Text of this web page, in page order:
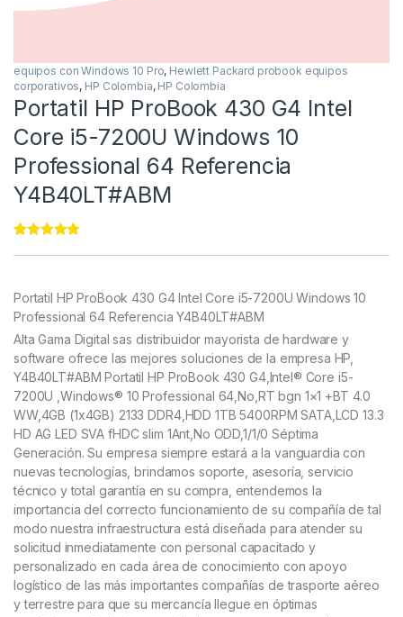
equipos con Windows 10 Pro, Hewlett Packard probook equipos
corporativos, HP Colombia, HP Colombia
Portatil HP ProBook 430 G4 Intel
Core i5-7200U Windows 10
Professional 64 Referencia
Y4B40LT#ABM
ratings
Portatil HP ProBook 430 G4 Intel Core i5-7200U Windows 10
Professional 64 Referencia Y4B40LT#ABM
Alta Gama Digital sas distribuidor mayorista de hardware y
software ofrece las mejores soluciones de la empresa HP,
Y4B40LT#ABM Portatil HP ProBook 430 G4,Intel® Core i5-
7200U ,Windows® 10 Professional 64,No,RT bgn 1×1 +BT 4.0
WW,4GB (1x4GB) 2133 DDR4,HDD 1TB 5400RPM SATA,LCD 13.3
HD AG LED SVA fHDC slim 1Ant,No ODD,1/1/0 Séptima
Generación. Su empresa siempre estará a la vanguardia con
nuevas tecnologías, brindamos soporte, asesoría, servicio
técnico y total garantía en su compra, entendemos la
importancia del correcto funcionamiento de su compañía de tal
modo nuestra infraestructura está diseñada para atender su
solicitud inmediatamente con personal capacitado y
personalizado en cada área de conocimiento con apoyo
logístico de las más importantes compañías de trasporte aéreo
y terrestre para que su mercancía llegue en óptimas